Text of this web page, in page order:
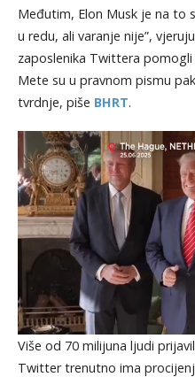
Međutim, Elon Musk je na to
u redu, ali varanje nije”,
zaposlenika Twittera
Mete su u pravnom pismu
tvrdnje, piše BHRT.
Više od 70 milijuna ljudi
Twitter trenutno ima